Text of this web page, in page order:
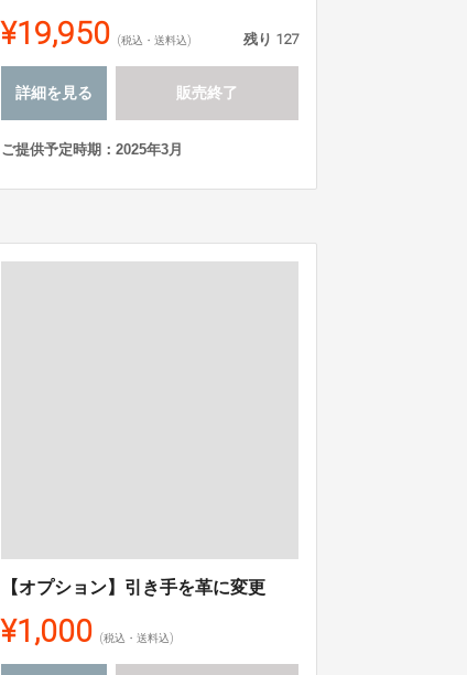
¥19,950 (税込・送料込) 残り 127
詳細を見る 販売終了
ご提供予定時期：2025年3月
【オプション】引き手を革に変更
¥1,000 (税込・送料込)